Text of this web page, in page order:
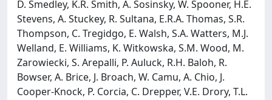
D. Smedley, K.R. Smith, A. Sosinsky, W. Spooner, H.E.
Stevens, A. Stuckey, R. Sultana, E.R.A. Thomas, S.R.
Thompson, C. Tregidgo, E. Walsh, S.A. Watters, M.J.
Welland, E. Williams, K. Witkowska, S.M. Wood, M.
Zarowiecki, S. Arepalli, P. Auluck, R.H. Baloh, R.
Bowser, A. Brice, J. Broach, W. Camu, A. Chio, J.
Cooper-Knock, P. Corcia, C. Drepper, V.E. Drory, T.L.